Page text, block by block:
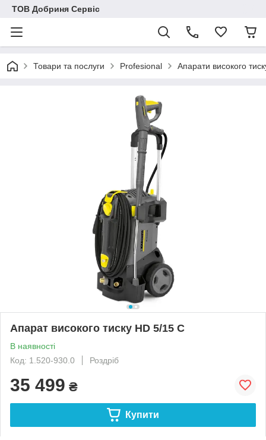
ТОВ Добриня Сервіс
Товари та послуги Profesional Апарати високого
Апарат високого тиску HD 5/15 C
В наявності
Код: 1.520-930.0
Роздріб
35 499 ₴
Купити